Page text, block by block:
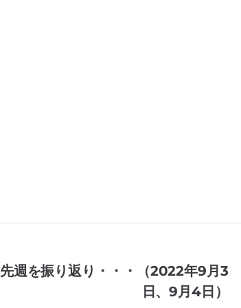
先週を振り返り・・・（2022年9月3
日、9月4日）